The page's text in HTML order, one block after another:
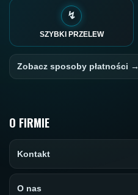
↯
SZYBKI PRZELEW
Zobacz sposoby płatności →
O FIRMIE
Kontakt
O nas